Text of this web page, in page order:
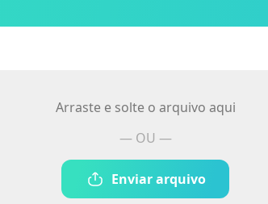
Arraste e solte o arquivo aqui
— OU —
Enviar arquivo